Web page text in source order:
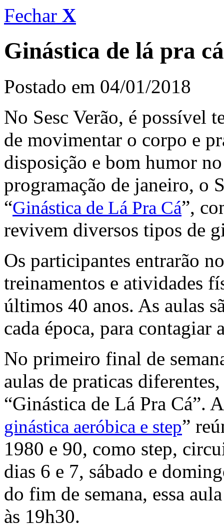
Fechar X
Ginástica de lá pra cá
Postado em 04/01/2018
No Sesc Verão, é possível
de movimentar o corpo e
disposição e bom humor
programação de janeiro, o
“Ginástica de Lá Pra Cá”,
revivem diversos tipos de
Os participantes entrarão
treinamentos e atividades
últimos 40 anos. As aulas
cada época, para
No primeiro final de
aulas de praticas
“Ginástica de Lá Pra Cá”.
ginástica aeróbica e step”
1980 e 90, como step,
dias 6 e 7, sábado e
do fim de semana, essa
às 19h30.